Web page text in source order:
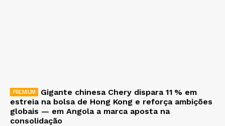
Gigante chinesa Chery dispara 11 % em
estreia na bolsa de Hong Kong e reforça ambições
globais — em Angola a marca aposta na
consolidação